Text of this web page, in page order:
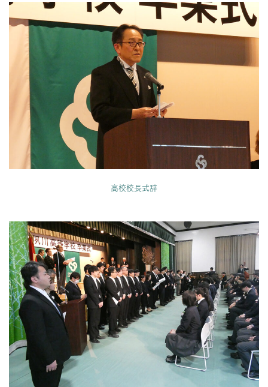
高校校長式辞